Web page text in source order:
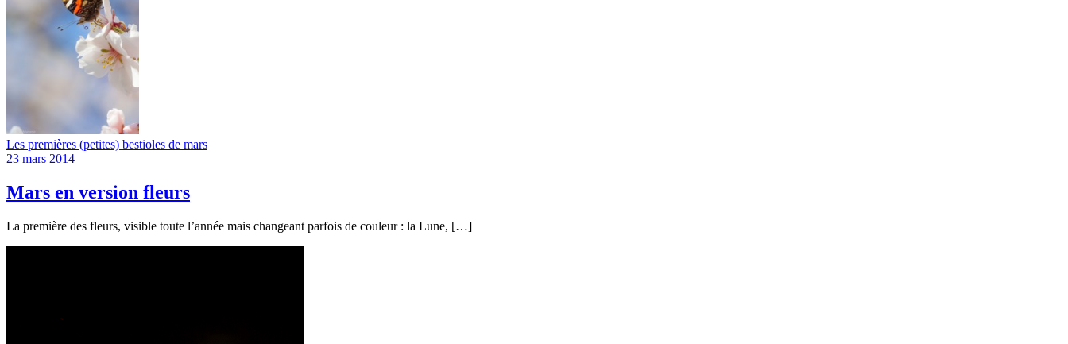
Les premières (petites) bestioles de mars
23 mars 2014
Mars en version fleurs
La première des fleurs, visible toute l’année mais changeant parfois de couleur : la Lune, […]